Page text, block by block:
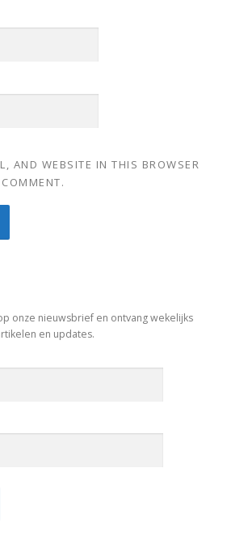
AND WEBSITE IN THIS BROWSER
onze nieuwsbrief en ontvang wekelijks
en updates.